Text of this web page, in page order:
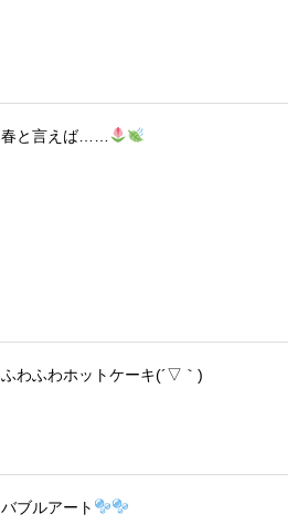
春と言えば……
ふわふわホットケーキ(´▽｀)
バブルアート